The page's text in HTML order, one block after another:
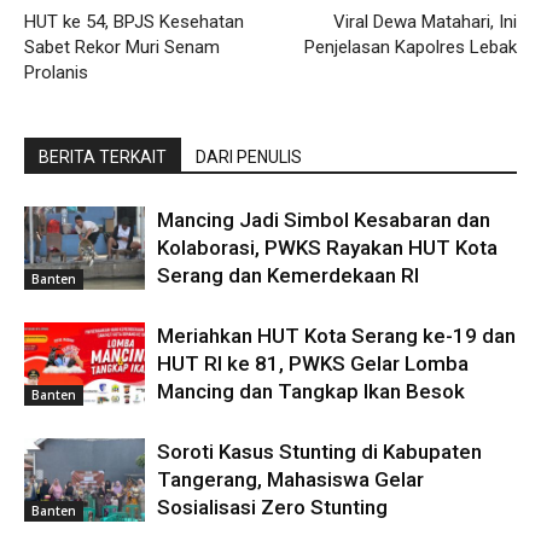
HUT ke 54, BPJS Kesehatan
Sabet Rekor Muri Senam
Prolanis
Viral Dewa Matahari, Ini
Penjelasan Kapolres Lebak
BERITA TERKAIT DARI PENULIS
Banten
Mancing Jadi Simbol Kesabaran dan
Kolaborasi, PWKS Rayakan HUT Kota
Serang dan Kemerdekaan RI
Banten
Meriahkan HUT Kota Serang ke-19 dan
HUT RI ke 81, PWKS Gelar Lomba
Mancing dan Tangkap Ikan Besok
Banten
Soroti Kasus Stunting di Kabupaten
Tangerang, Mahasiswa Gelar
Sosialisasi Zero Stunting